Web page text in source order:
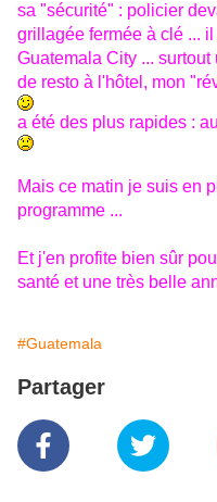
sa "sécurité" : policier
grillagée fermée à clé ...
Guatemala City ...
de resto à l'hôtel, mon
a été des plus rapides :
Mais ce matin je suis en
programme ...
Et j'en profite bien sûr
santé et une très belle
#Guatemala
Partager